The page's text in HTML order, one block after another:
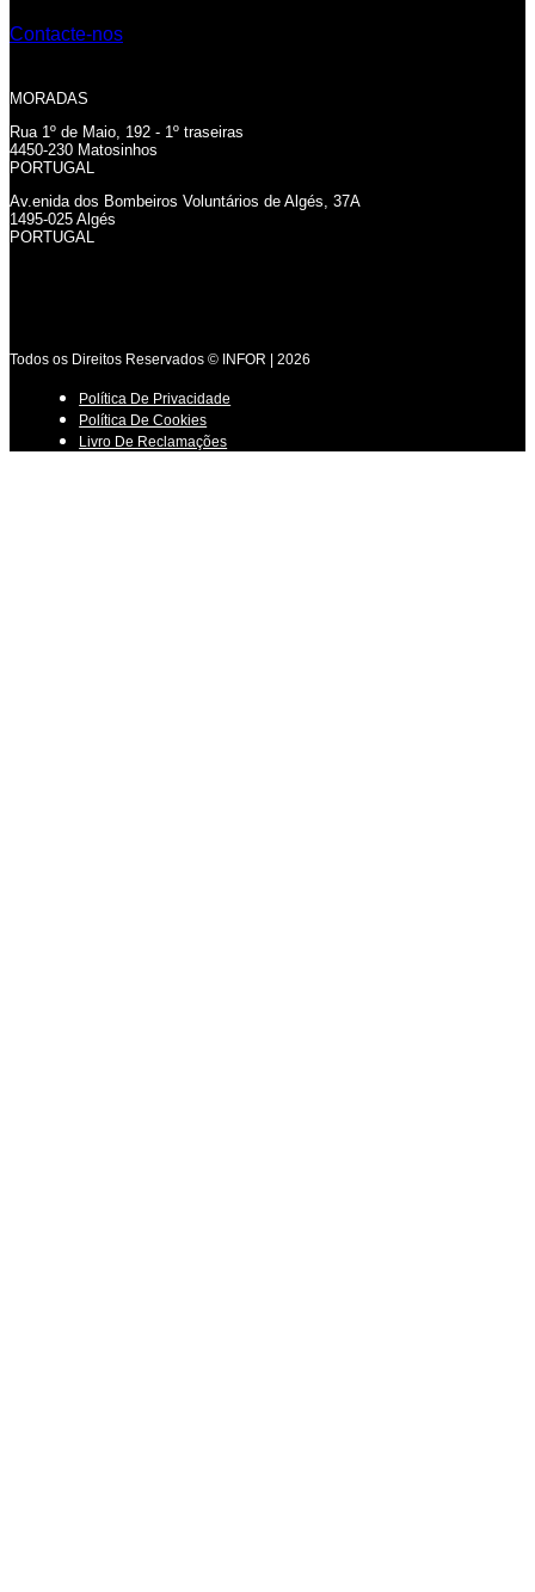
Contacte-nos
MORADAS
Rua 1º de Maio, 192 - 1º traseiras
4450-230 Matosinhos
PORTUGAL
Av.enida dos Bombeiros Voluntários de Algés, 37A
1495-025 Algés
PORTUGAL
Todos os Direitos Reservados © INFOR | 2026
Política De Privacidade
Política De Cookies
Livro De Reclamações